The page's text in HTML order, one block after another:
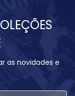
as novidades e